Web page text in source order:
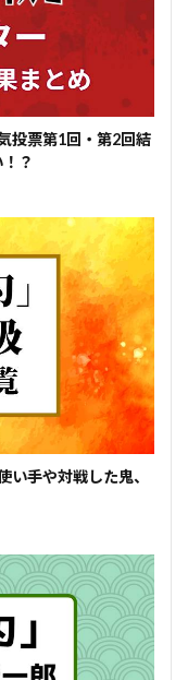
投票第1回・第2回結
？
い手や対戦した鬼、